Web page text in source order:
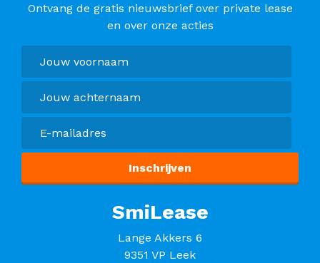
Ontvang de gratis nieuwsbrief over private lease
en over onze acties
SmiLease
Lange Akkers 6
9351 VP Leek